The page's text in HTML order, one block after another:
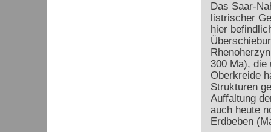
Das Saar-
listrischer
hier
300 Ma), die
Oberkreide
Strukturen
Auffaltung
auch heute
Erdbeben